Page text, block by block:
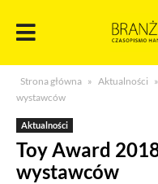
treści
Strona główna » Aktualności »
wystawców
Aktualności
Toy Award
wystawców